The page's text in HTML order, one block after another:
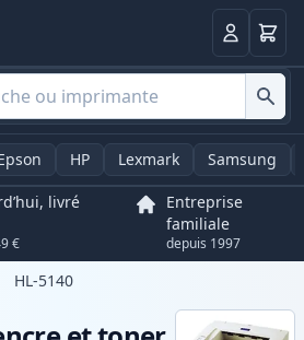
Panier
HP Lexmark Samsung
livré
€
Entreprise
familiale
depuis 1997
HL-5140